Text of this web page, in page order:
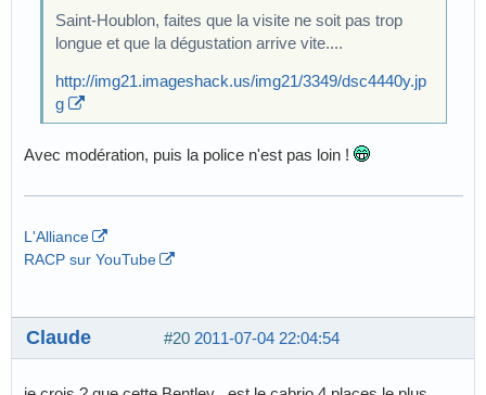
Saint-Houblon, faites que la visite ne soit pas trop
longue et que la dégustation arrive vite....
http://img21.imageshack.us/img21/3349/dsc4440y.jp
g
Avec modération, puis la police n'est pas loin !
L'Alliance
RACP sur YouTube
#20 2011-07-04 22:04:54
Claude